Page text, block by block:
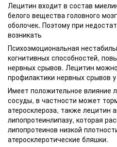
Лецитин входит в состав
белого вещества головного
оболочек. Поэтому при
возникать
Психоэмоциональная
когнитивных способностей,
нервных срывов. Лецитин
профилактики нервных срывов
Имеет положительное влияние
сосуды, в частности может
атеросклероза, также лецитин
липопротеинлипазу, которая
липопротеинов низкой
атеросклеротические бляшки.